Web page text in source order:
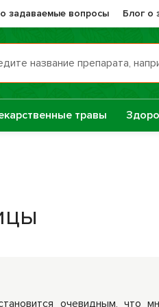
задаваемые вопросы Блог о
название препарата,
травы
очевидным, что